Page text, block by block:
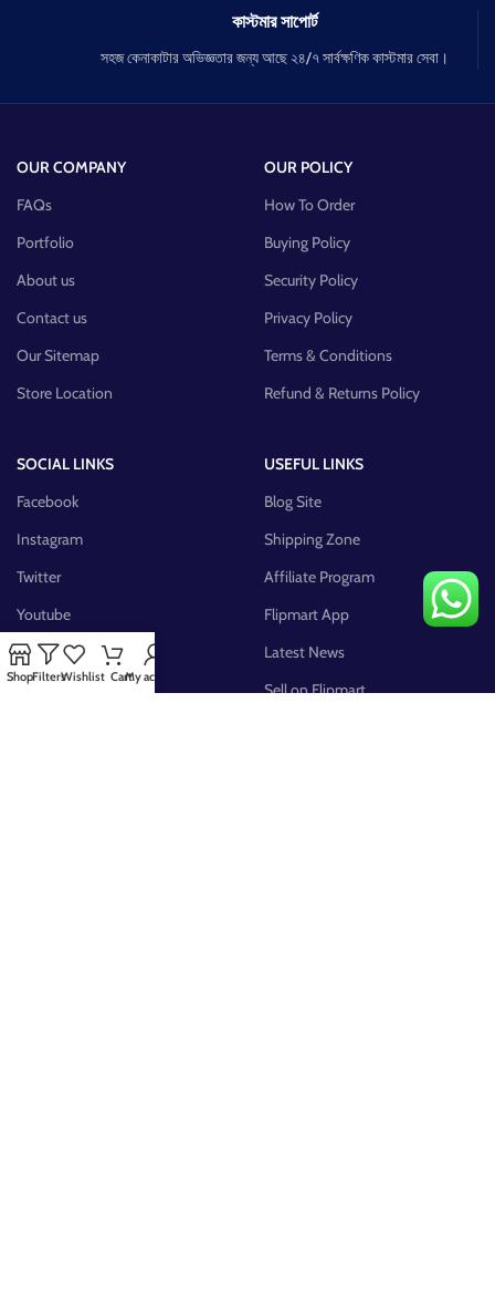
কাস্টমার সাপোর্ট
সহজ কেনাকাটার অভিজ্ঞতার জন্য আছে ২৪/৭ সার্বক্ষণিক কাস্টমার সেবা।
OUR COMPANY
FAQs
Portfolio
About us
Contact us
Our Sitemap
Store Location
OUR POLICY
How To Order
Buying Policy
Security Policy
Privacy Policy
Terms & Conditions
Refund & Returns Policy
SOCIAL LINKS
Facebook
Instagram
Twitter
Youtube
Pinterest
FB Group
USEFUL LINKS
Blog Site
Shipping Zone
Affiliate Program
Flipmart App
Latest News
Sell on Flipmart
ShopFiltersWishlist CartMy account